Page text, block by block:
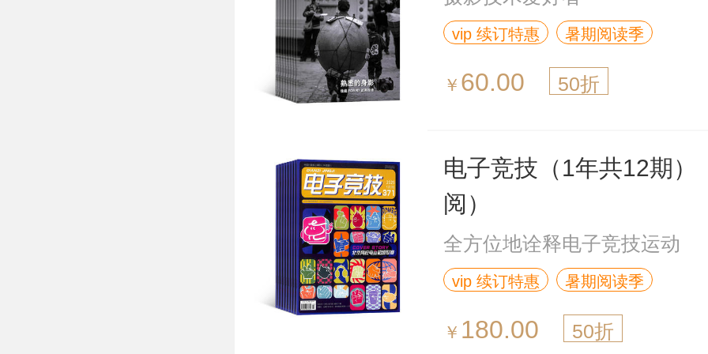
vip 续订特惠 暑期阅读季
￥ 60.00 50折
电子竞技（1年共12期）
阅）
全方位地诠释电子竞技运动
vip 续订特惠 暑期阅读季
￥ 180.00 50折